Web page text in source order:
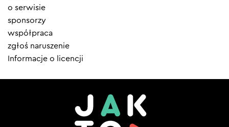
menu
o serwisie
sponsorzy
współpraca
zgłoś naruszenie
Informacje o licencji